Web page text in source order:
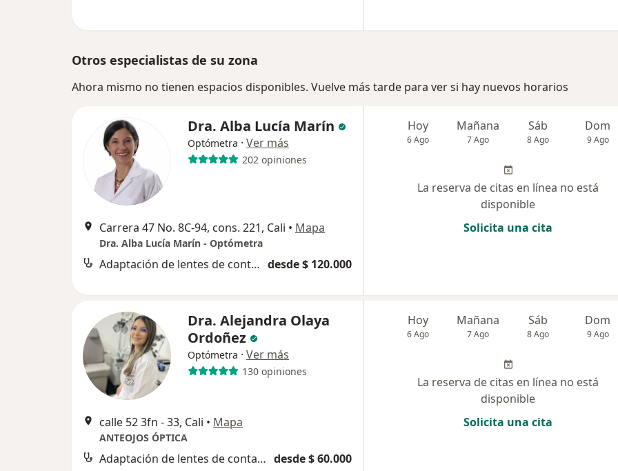
Otros especialistas de su zona
Ahora mismo no tienen espacios disponibles. Vuelve más tarde para ver si hay nuevos horarios
Dra. Alba Lucía Marín
Optómetra · Ver más
202 opiniones
Carrera 47 No. 8C-94, cons. 221, Cali • Mapa
Dra. Alba Lucía Marín - Optómetra
Adaptación de lentes de contacto desde $ 120.000
Hoy
6 Ago
Mañana
7 Ago
Sáb
8 Ago
Dom
9 Ago
La reserva de citas en línea no está
disponible
Solicita una cita
Dra. Alejandra Olaya
Ordoñez
Optómetra · Ver más
130 opiniones
calle 52 3fn - 33, Cali • Mapa
ANTEOJOS ÓPTICA
Adaptación de lentes de contacto desde $ 60.000
Hoy
6 Ago
Mañana
7 Ago
Sáb
8 Ago
Dom
9 Ago
La reserva de citas en línea no está
disponible
Solicita una cita